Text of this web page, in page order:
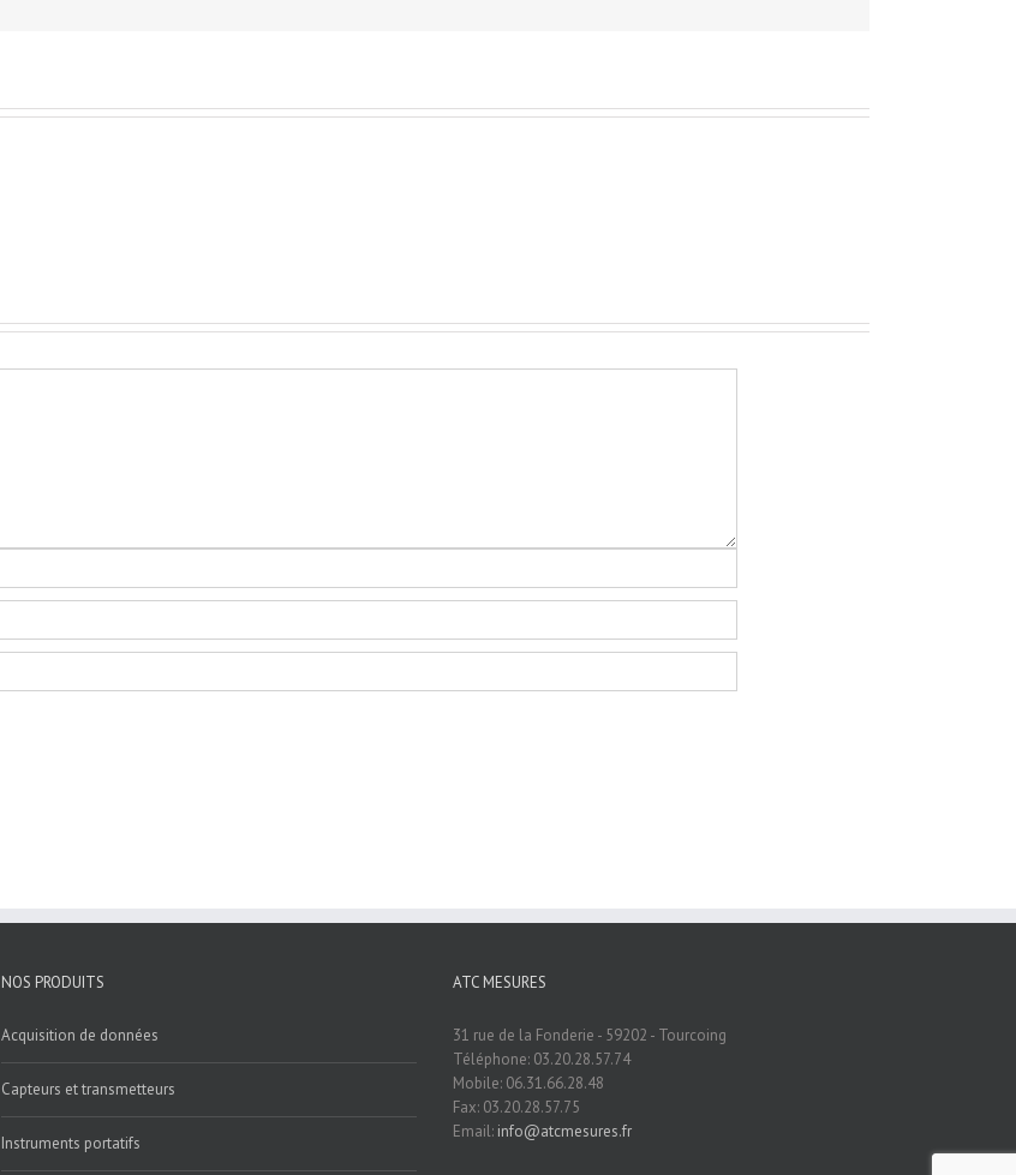
NOS PRODUITS
Acquisition de données
Capteurs et transmetteurs
Instruments portatifs
ATC MESURES
31 rue de la Fonderie - 59202 - Tourcoing
Téléphone: 03.20.28.57.74
Mobile: 06.31.66.28.48
Fax: 03.20.28.57.75
Email: info@atcmesures.fr